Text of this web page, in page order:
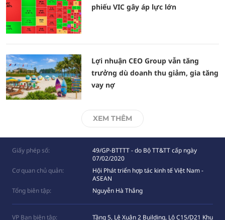
phiếu VIC gây áp lực lớn
Lợi nhuận CEO Group vẫn tăng
trưởng dù doanh thu giảm, gia tăng
vay nợ
XEM THÊM
Giấy phép số:
49/GP-BTTTT - do Bộ TT&TT cấp ngày
07/02/2020
Cơ quan chủ quản:
Hội Phát triển hợp tác kinh tế Việt Nam -
ASEAN
Tổng biên tập:
Nguyễn Hà Thắng
VP Ban biên tập: Tầng 5, Lê Xuân 2 Building, Lô C15/D21 Khu